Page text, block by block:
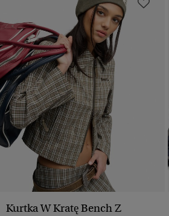
Kurtka W Kratę Bench Z